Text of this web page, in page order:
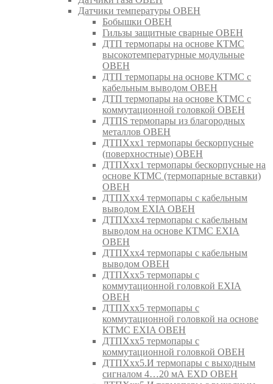
Датчики температуры ОВЕН
Бобышки ОВЕН
Гильзы защитные сварные ОВЕН
ДТП термопары на основе КТМС
высокотемпературные модульные
ОВЕН
ДТП термопары на основе КТМС с
кабельным выводом ОВЕН
ДТП термопары на основе КТМС с
коммутационной головкой ОВЕН
ДТПS термопары из благородных
металлов ОВЕН
ДТПХхх1 термопары бескорпусные
(поверхностные) ОВЕН
ДТПХхх1 термопары бескорпусные на
основе КТМС (термопарные вставки)
ОВЕН
ДТПХхх4 термопары с кабельным
выводом EXIA ОВЕН
ДТПХхх4 термопары с кабельным
выводом на основе КТМС EXIA
ОВЕН
ДТПХхх4 термопары с кабельным
выводом ОВЕН
ДТПХхх5 термопары с
коммутационной головкой EXIA
ОВЕН
ДТПХхх5 термопары с
коммутационной головкой на основе
КТМС EXIA ОВЕН
ДТПХхх5 термопары с
коммутационной головкой ОВЕН
ДТПХхх5.И термопары с выходным
сигналом 4…20 мА EXD ОВЕН